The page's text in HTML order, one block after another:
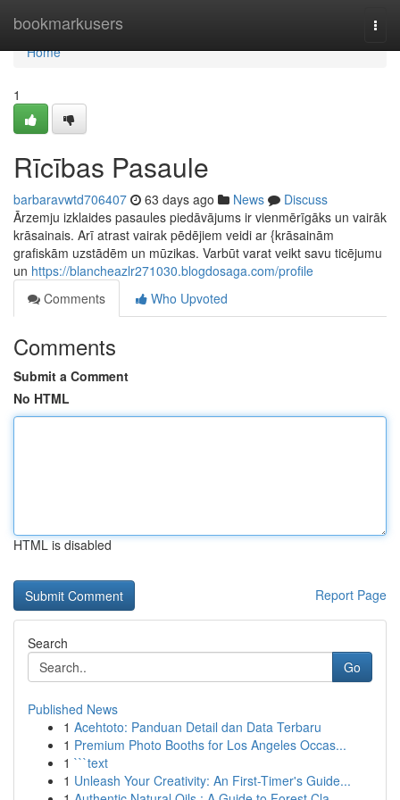
bookmarkusers
Home
Home
1
Rīcības Pasaule
barbaravwtd706407 63 days ago News
Discuss
Ārzemju izklaides pasaules piedāvājums ir vienmērīgāks un vairāk
krāsainais. Arī atrast vairak pēdējiem veidi ar {krāsainām
grafiskām uzstādēm un mūzikas. Varbūt varat veikt savu ticējumu
un https://blancheazlr271030.blogdosaga.com/profile
Comments
Who Upvoted
Comments
Submit a Comment
No HTML
HTML is disabled
Report Page
Search
Go
Published News
1 Acehtoto: Panduan Detail dan Data Terbaru
1 Premium Photo Booths for Los Angeles Occas...
1 ```text
1 Unleash Your Creativity: An First-Timer's Guide...